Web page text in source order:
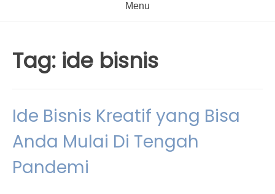
Menu
Tag: ide bisnis
Ide Bisnis Kreatif yang Bisa
Anda Mulai Di Tengah
Pandemi